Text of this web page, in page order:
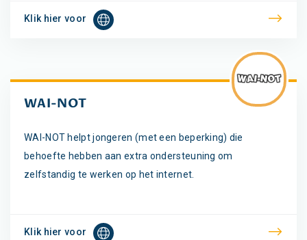
Klik hier voor
WAI-NOT
WAI-NOT helpt jongeren (met een beperking) die
behoefte hebben aan extra ondersteuning om
zelfstandig te werken op het internet.
Klik hier voor